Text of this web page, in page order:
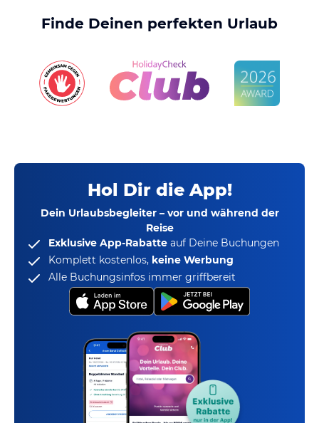
Finde Deinen perfekten Urlaub
Hol Dir die App!
Dein Urlaubsbegleiter – vor und während der
Reise
Exklusive App-Rabatte auf Deine Buchungen
Komplett kostenlos, keine Werbung
Alle Buchungsinfos immer griffbereit